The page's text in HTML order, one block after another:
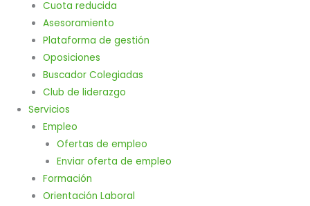
Cuota reducida
Asesoramiento
Plataforma de gestión
Oposiciones
Buscador Colegiadas
Club de liderazgo
Servicios
Empleo
Ofertas de empleo
Enviar oferta de empleo
Formación
Orientación Laboral